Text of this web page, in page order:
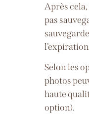
Après
pas
Selon les
photos
haute
option).